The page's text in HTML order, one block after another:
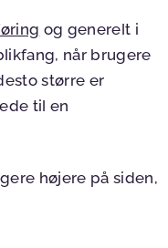
og generelt i
når brugere
større er
til en
højere på siden,